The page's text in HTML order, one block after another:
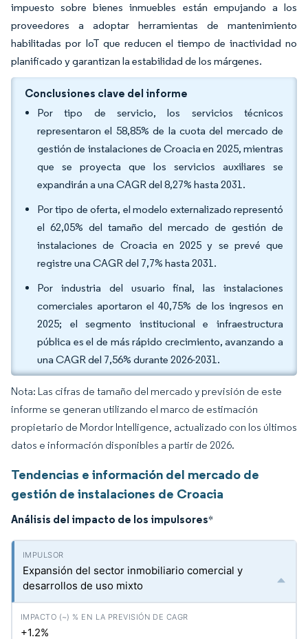
impuesto sobre bienes inmuebles están empujando a los
proveedores a adoptar herramientas de mantenimiento
habilitadas por IoT que reducen el tiempo de inactividad no
planificado y garantizan la estabilidad de los márgenes.
Conclusiones clave del informe
Por tipo de servicio, los servicios técnicos
representaron el 58,85% de la cuota del mercado de
gestión de instalaciones de Croacia en 2025, mientras
que se proyecta que los servicios auxiliares se
expandirán a una CAGR del 8,27% hasta 2031.
Por tipo de oferta, el modelo externalizado representó
el 62,05% del tamaño del mercado de gestión de
instalaciones de Croacia en 2025 y se prevé que
registre una CAGR del 7,7% hasta 2031.
Por industria del usuario final, las instalaciones
comerciales aportaron el 40,75% de los ingresos en
2025; el segmento institucional e infraestructura
pública es el de más rápido crecimiento, avanzando a
una CAGR del 7,56% durante 2026-2031.
Nota: Las cifras de tamaño del mercado y previsión de este
informe se generan utilizando el marco de estimación
propietario de Mordor Intelligence, actualizado con los últimos
datos e información disponibles a partir de 2026.
Tendencias e información del mercado de
gestión de instalaciones de Croacia
Análisis del impacto de los impulsores*
Expansión del sector inmobiliario comercial y
desarrollos de uso mixto
+1.2%